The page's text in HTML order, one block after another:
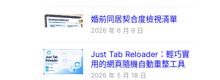
婚前同居契合度檢視清單
2026 年 6 月 9 日
Just Tab Reloader：輕巧實
用的網頁隨機自動重整工具
2026 年 5 月 18 日